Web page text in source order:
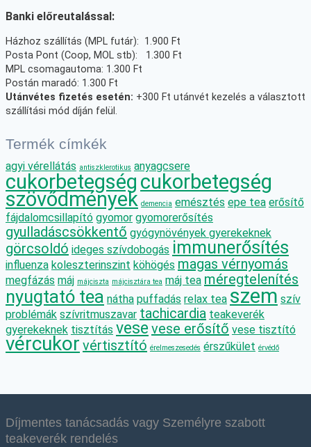
Banki előreutalással:
Házhoz szállítás (MPL futár): 1.900 Ft
Posta Pont (Coop, MOL stb): 1.300 Ft
MPL csomagautoma: 1.300 Ft
Postán maradó: 1.300 Ft
Utánvétes fizetés esetén: +300 Ft utánvét kezelés a választott
szállítási mód díján felül.
Termék címkék
agyi vérellátás antiszklerotikus anyagcsere
cukorbetegség cukorbetegség
szövődmények demencia emésztés epe tea erősítő
fájdalomcsillapító gyomor gyomorerősítés
gyulladáscsökkentő gyógynövények gyerekeknek
görcsoldó ideges szívdobogás immunerősítés
influenza koleszterinszint köhögés magas vérnyomás
megfázás máj májciszta májcisztára tea máj tea méregtelenítés
nyugtató tea nátha puffadás relax tea szem szív
problémák szívritmuszavar tachicardia teakeverék
gyerekeknek tisztítás vese vese erősítő vese tisztító
vércukor vértisztító érelmeszesedés érszűkület érvédő
Díjmentes tanácsadás vagy Személyre szabott
teakeverék rendelés